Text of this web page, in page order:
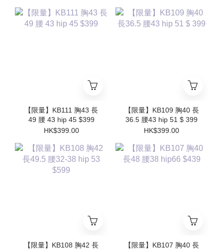
【限量】KB111 胸43 長
49 腰 43 hip 45 $399
HK$399.00
【限量】KB109 胸40 長
36.5 腰43 hip 51 $ 399
HK$399.00
【限量】KB108 胸42 長
【限量】KB107 胸40 長